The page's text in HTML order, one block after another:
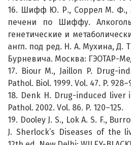
16. Шифф Ю. Р., Соррел М. Ф.,
печени по Шиффу.
генетические и
англ. под ред. Н. А. Мухина, Д.
Бурневича. Москва: ГЭОТАР-
17. Biour M., Jaillon P. Drug-
Pathol. Biol. 1999. Vol. 47. P.
18. Denk H. Drug-induced liver
Pathol. 2002. Vol. 86. P. 120–125.
19. Dooley J. S., Lok A. S. F.,
J. Sherlock’s Diseases of the